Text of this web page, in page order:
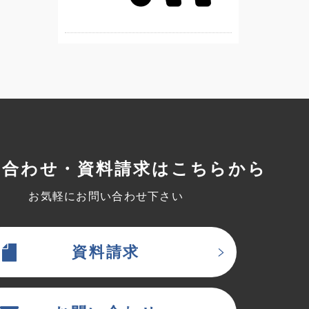
わせ・資料請求はこちらから
お気軽にお問い合わせ下さい
資料請求